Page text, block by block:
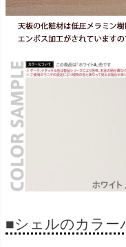
■シェルのカラー